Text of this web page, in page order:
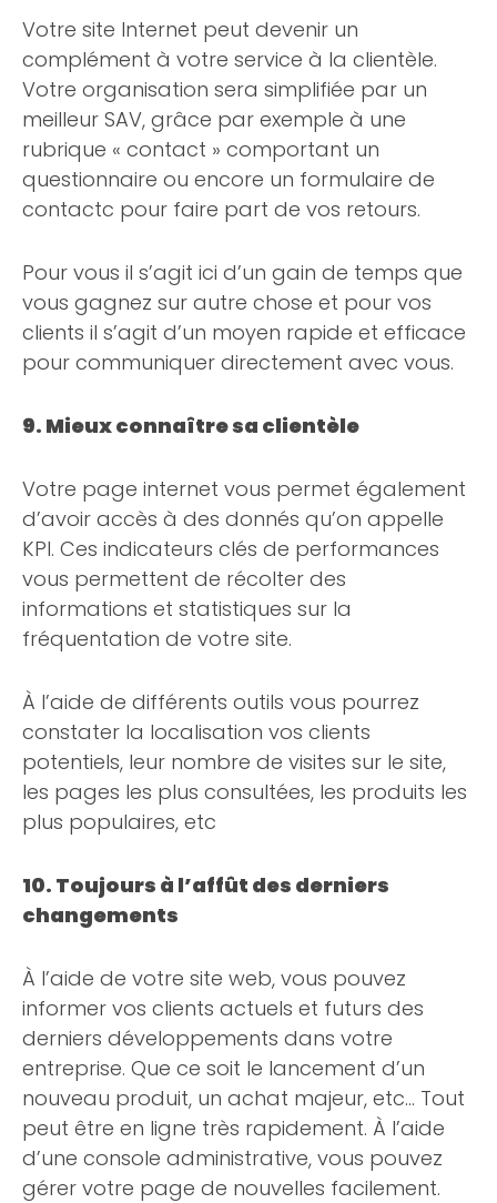
Votre site Internet peut devenir un
complément à votre service à la clientèle.
Votre organisation sera simplifiée par un
meilleur SAV, grâce par exemple à une
rubrique « contact » comportant un
questionnaire ou encore un formulaire de
contactc pour faire part de vos retours.
Pour vous il s’agit ici d’un gain de temps que
vous gagnez sur autre chose et pour vos
clients il s’agit d’un moyen rapide et efficace
pour communiquer directement avec vous.
9. Mieux connaître sa clientèle
Votre page internet vous permet également
d’avoir accès à des donnés qu’on appelle
KPI. Ces indicateurs clés de performances
vous permettent de récolter des
informations et statistiques sur la
fréquentation de votre site.
À l’aide de différents outils vous pourrez
constater la localisation vos clients
potentiels, leur nombre de visites sur le site,
les pages les plus consultées, les produits les
plus populaires, etc
10. Toujours à l’affût des derniers
changements
À l’aide de votre site web, vous pouvez
informer vos clients actuels et futurs des
derniers développements dans votre
entreprise. Que ce soit le lancement d’un
nouveau produit, un achat majeur, etc… Tout
peut être en ligne très rapidement. À l’aide
d’une console administrative, vous pouvez
gérer votre page de nouvelles facilement.